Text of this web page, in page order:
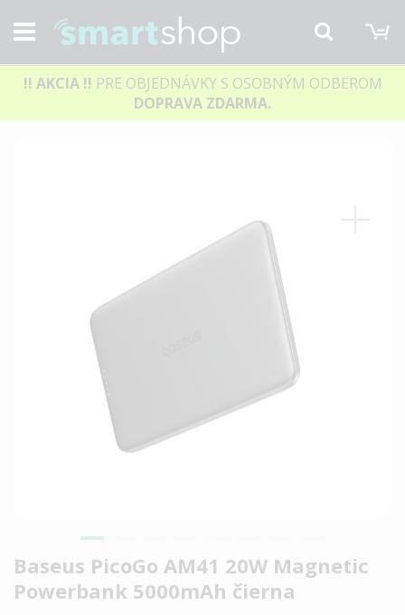
Hľadať
!! AKCIA !! PRE OBJEDNÁVKY S OSOBNÝM ODBEROM
DOPRAVA ZDARMA.
Baseus PicoGo AM41 20W Magnetic
Powerbank 5000mAh čierna
Preskočiť
na
začiatok